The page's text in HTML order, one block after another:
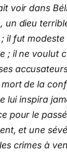
voir dans
un dieu
il fut
; il ne voulut
mort de la
lui inspira
pour le
et une
crimes à